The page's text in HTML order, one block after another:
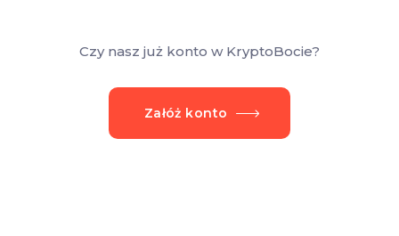
Czy nasz już konto w KryptoBocie?
Załóż konto